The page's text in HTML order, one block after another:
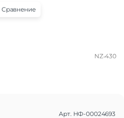
Сравнение
NZ‑430
Арт. НФ-00024693